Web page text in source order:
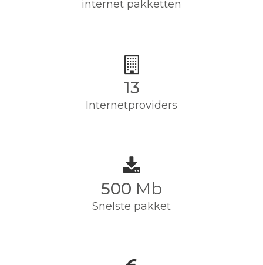
internet pakketten
13
Internetproviders
500 Mb
Snelste pakket